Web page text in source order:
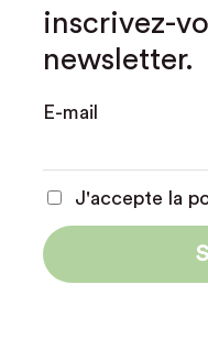
inscrivez-
newsletter.
E-mail
J'accepte la